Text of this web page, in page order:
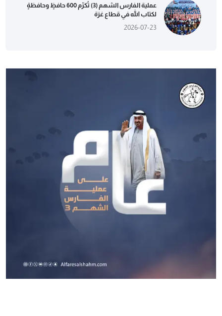
عملية الفارس الشهم (3) تُكرّم 600 حافظٍ وحافظةٍ
لكتاب الله في قطاع غزة
2026-07-23